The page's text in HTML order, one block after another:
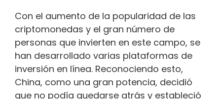
Con el aumento de la popularidad de las
criptomonedas y el gran número de
personas que invierten en este campo, se
han desarrollado varias plataformas de
inversión en línea. Reconociendo esto,
China, como una gran potencia, decidió
que no podía quedarse atrás y estableció